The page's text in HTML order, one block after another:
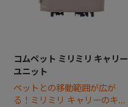
コムペット ミリミリ キャリー
ユニット
ペットとの移動範囲が広が
る！ミリミリ キャリーのキャ